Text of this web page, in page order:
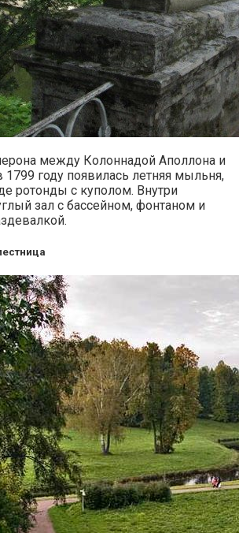
между Колоннадой Аполлона и
году появилась летняя мыльня,
ротонды с куполом. Внутри
зал с бассейном, фонтаном и